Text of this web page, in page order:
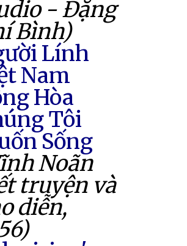
- Đặng
Bình)
Lính
Nam
Hòa
Tôi
Sống
Noãn
truyện và
diễn,